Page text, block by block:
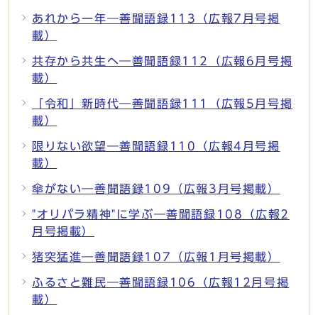
あれから一年―善聞語録113（広報7月号掲
載）
共存から共生へ―善聞語録112（広報6月号掲
載）
「令和」新時代―善聞語録111（広報5月号掲
載）
限りない欲望―善聞語録110（広報4月号掲
載）
傘がない―善聞語録109（広報3月号掲載）
"オリパラ精神"に学ぶ―善聞語録108（広報2
月号掲載）
猪突猛進―善聞語録107（広報1月号掲載）
ふるさと難民―善聞語録106（広報12月号掲
載）